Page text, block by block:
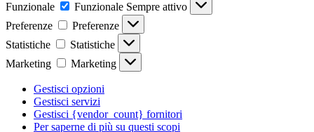
Funzionale
Funzionale Sempre attivo
Preferenze
Preferenze
Statistiche
Statistiche
Marketing
Marketing
Gestisci opzioni
Gestisci servizi
Gestisci {vendor_count} fornitori
Per saperne di più su questi scopi